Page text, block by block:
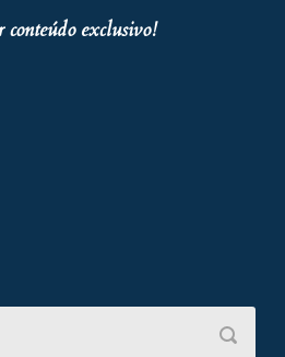
conteúdo exclusivo!